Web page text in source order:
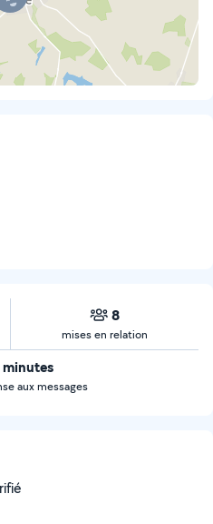
8
mises en relation
minutes
aux messages